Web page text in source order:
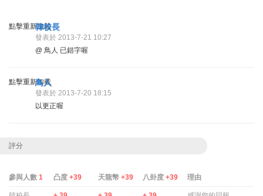
點擊重新加載
韓校長
發表於 2013-7-21 10:27
@ 鳥人 已錯字喔
點擊重新加載
鳥人
發表於 2013-7-20 18:15
以更正喔
評分
參與人數 1 凸度 +39 天龍幣 +39 八卦度 +39 理由